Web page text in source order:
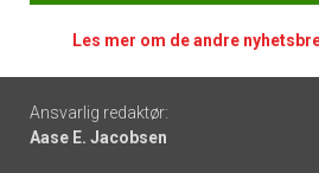
Les mer om de andre
Footer
-
Ansvarlig redaktør:
Aase E. Jacobsen